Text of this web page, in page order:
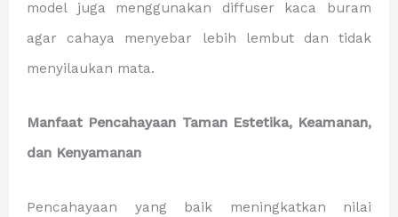
model juga menggunakan diffuser kaca buram
agar cahaya menyebar lebih lembut dan tidak
menyilaukan mata.
Manfaat Pencahayaan Taman Estetika, Keamanan,
dan Kenyamanan
Pencahayaan yang baik meningkatkan nilai